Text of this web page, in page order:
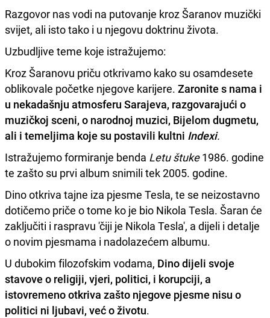
Razgovor nas vodi na putovanje kroz Šaranov muzički
svijet, ali isto tako i u njegovu doktrinu života.
Uzbudljive teme koje istražujemo:
Kroz Šaranovu priču otkrivamo kako su osamdesete
oblikovale početke njegove karijere. Zaronite s nama i
u nekadašnju atmosferu Sarajeva, razgovarajući o
muzičkoj sceni, o narodnoj muzici, Bijelom dugmetu,
ali i temeljima koje su postavili kultni Indexi.
Istražujemo formiranje benda Letu štuke1986. godine
te zašto su prvi album snimili tek 2005. godine.
Dino otkriva tajne iza pjesme Tesla, te se neizostavno
dotičemo priče o tome ko je bio Nikola Tesla. Šaran će
zaključiti i raspravu 'čiji je Nikola Tesla', a dijeli i detalje
o novim pjesmama i nadolazećem albumu.
U dubokim filozofskim vodama, Dino dijeli svoje
stavove o religiji, vjeri, politici, i korupciji, a
istovremeno otkriva zašto njegove pjesme nisu o
politici ni ljubavi, već o životu.